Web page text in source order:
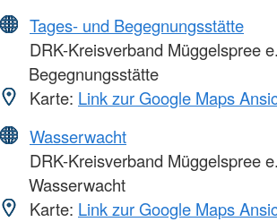
Tages- und Begegnungsstätte
DRK-Kreisverband Müggelspree
Begegnungsstätte
Karte: Link zur Google Maps
Wasserwacht
DRK-Kreisverband Müggelspree
Wasserwacht
Karte: Link zur Google Maps